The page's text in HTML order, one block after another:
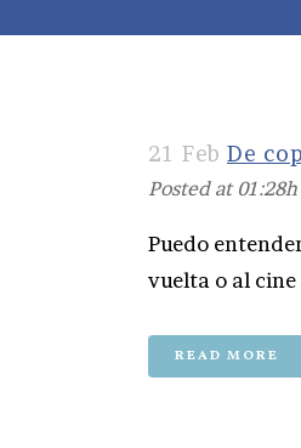
21 Feb De
Posted at 01:28h
Puedo
vuelta o al cine
READ MORE